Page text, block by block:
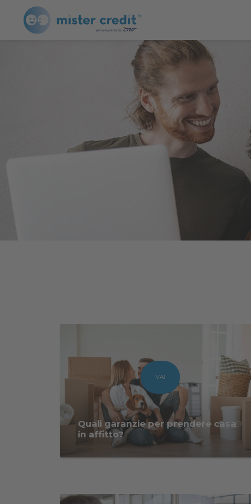
Quali garanzie per prendere casa
in affitto?
VAI